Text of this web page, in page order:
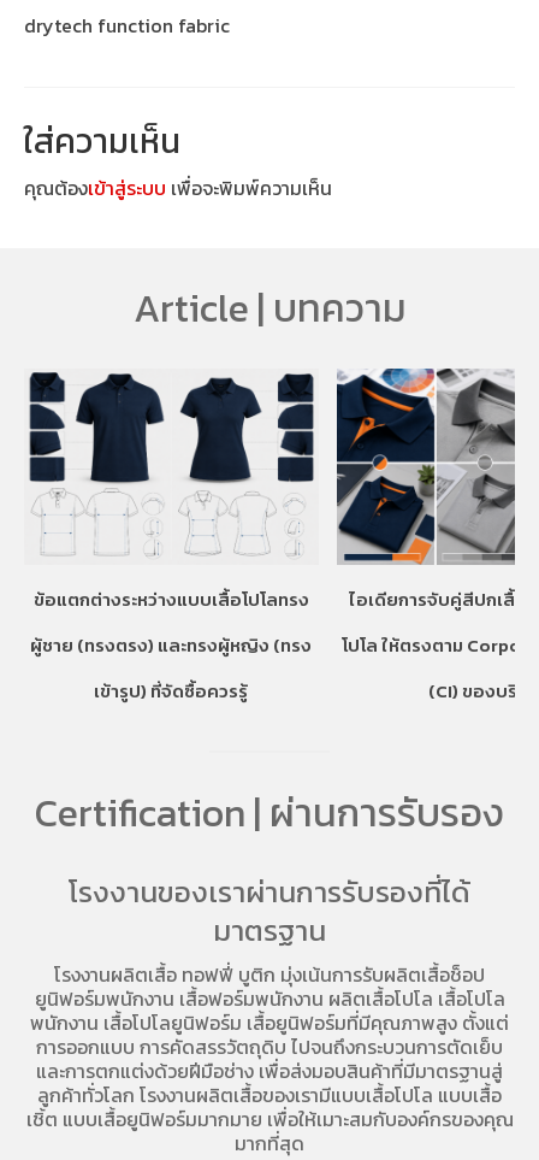
drytech function fabric
ใส่ความเห็น
คุณต้องเข้าสู่ระบบ เพื่อจะพิมพ์ความเห็น
Article | บทความ
ข้อแตกต่างระหว่างแบบเสื้อโปโลทรง
ผู้ชาย (ทรงตรง) และทรงผู้หญิง (ทรง
เข้ารูป) ที่จัดซื้อควรรู้
ไอเดียการจับคู่สีปกเสื้อ
โปโล ให้ตรงตาม
(CI) ของบริษัท
Certification | ผ่านการรับรอง
โรงงานของเราผ่านการรับรองที่ได้
มาตรฐาน
โรงงานผลิตเสื้อ ทอฟฟี่ บูติก มุ่งเน้นการรับผลิตเสื้อช็อป
ยูนิฟอร์มพนักงาน เสื้อฟอร์มพนักงาน ผลิตเสื้อโปโล เสื้อโปโล
พนักงาน เสื้อโปโลยูนิฟอร์ม เสื้อยูนิฟอร์มที่มีคุณภาพสูง ตั้งแต่
การออกแบบ การคัดสรรวัตถุดิบ ไปจนถึงกระบวนการตัดเย็บ
และการตกแต่งด้วยฝีมือช่าง เพื่อส่งมอบสินค้าที่มีมาตรฐานสู่
ลูกค้าทั่วโลก โรงงานผลิตเสื้อของเรามีแบบเสื้อโปโล แบบเสื้อ
เชิ้ต แบบเสื้อยูนิฟอร์มมากมาย เพื่อให้เมาะสมกับองค์กรของคุณ
มากที่สุด